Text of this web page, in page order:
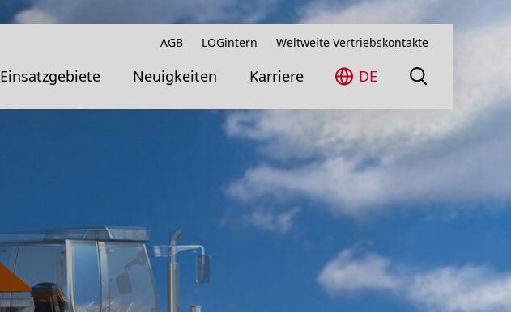
AGB LOGintern Weltweite Vertriebskontakte
Einsatzgebiete Neuigkeiten Karriere DE